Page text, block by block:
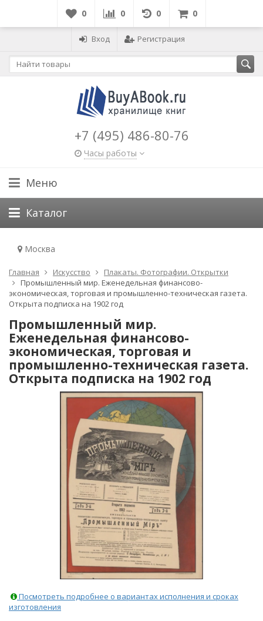
0 0 0 0
Вход Регистрация
+7 (495) 486-80-76
Часы работы
Меню
Каталог
Москва
Главная Искусство
Плакаты. Фотографии. Открытки
Промышленный мир. Еженедельная финансово-
экономическая, торговая и промышленно-техническая газета.
Открыта подписка на 1902 год
Промышленный мир.
Еженедельная финансово-
экономическая, торговая и
промышленно-техническая газета.
Открыта подписка на 1902 год
Посмотреть подробнее о вариантах исполнения и сроках
изготовления